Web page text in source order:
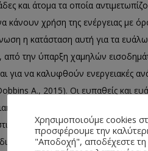
και άτομα τα οποία
κάνουν χρήση της ενέργειας με
η κατάσταση αυτή για τα
την ύπαρξη χαμηλών
για να καλυφθούν ενεργειακές
A., 2015). Οι ευπαθείς και
φτώχεια. Έτσι, γίνεται πιο
ενεργειακές πηγές και τους
ώστε να την
Χρησιμοποιούμε cookies
προσφέρουμε την
"Αποδοχή", αποδέχεστε